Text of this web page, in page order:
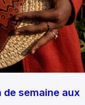
de semaine aux